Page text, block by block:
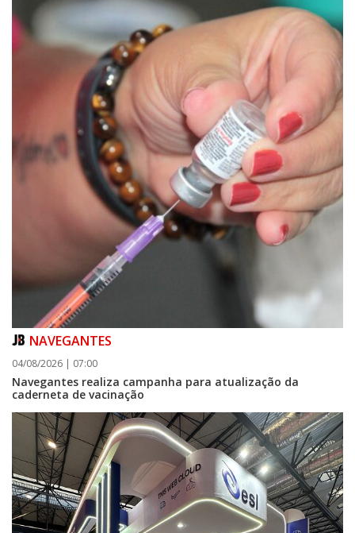
09/08/2026 | 07:00
Prefeitura de Balneário Piçarras realiza leilão eletrônico de bens móveis
e terrenos do IPRESP
NAVEGANTES
04/08/2026 | 07:00
Navegantes realiza campanha para atualização da
caderneta de vacinação